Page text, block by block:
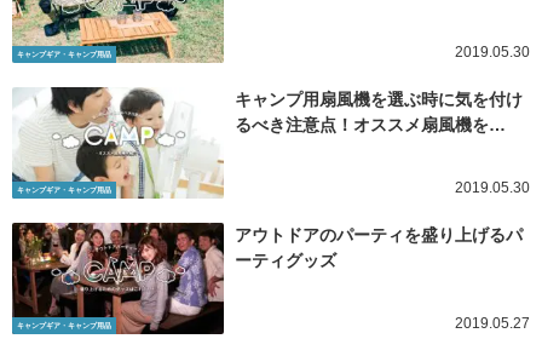
キャンプギア・キャンプ用品 2019.05.30
キャンプギア・キャンプ用品
キャンプ用扇風機を選ぶ時に気を付け
るべき注意点！オススメ扇風機を…
2019.05.30
キャンプギア・キャンプ用品
アウトドアのパーティを盛り上げるパ
ーティグッズ
2019.05.27